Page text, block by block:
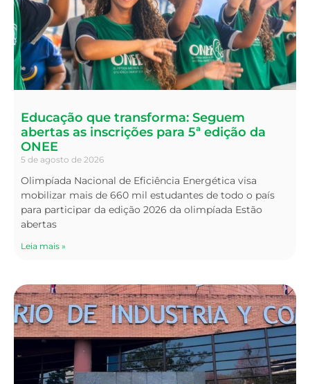
Educação que transforma: Seguem
abertas as inscrições para 5ª edição da
ONEE
5 de agosto de 2026
Olimpíada Nacional de Eficiência Energética visa
mobilizar mais de 660 mil estudantes de todo o país
para participar da edição 2026 da olimpíada Estão
abertas
Leia mais »